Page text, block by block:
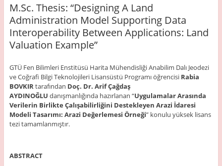
M.Sc. Thesis: “Designing A Land
Administration Model Supporting Data
Interoperability Between Applications: Land
Valuation Example”
GTÜ Fen Bilimleri Enstitüsü Harita Mühendisliği Anabilim Dalı Jeodezi
ve Coğrafi Bilgi Teknolojileri Lisansüstü Programı öğrencisi Rabia
BOVKIRtarafından Doç. Dr. Arif Çağdaş
AYDINOĞLU danışmanlığında hazırlanan “Uygulamalar Arasında
Verilerin Birlikte Çalışabilirliğini Destekleyen Arazi İdaresi
Modeli Tasarımı: Arazi Değerlemesi Örneği” konulu yüksek lisans
tezi tamamlanmıştır.
ABSTRACT